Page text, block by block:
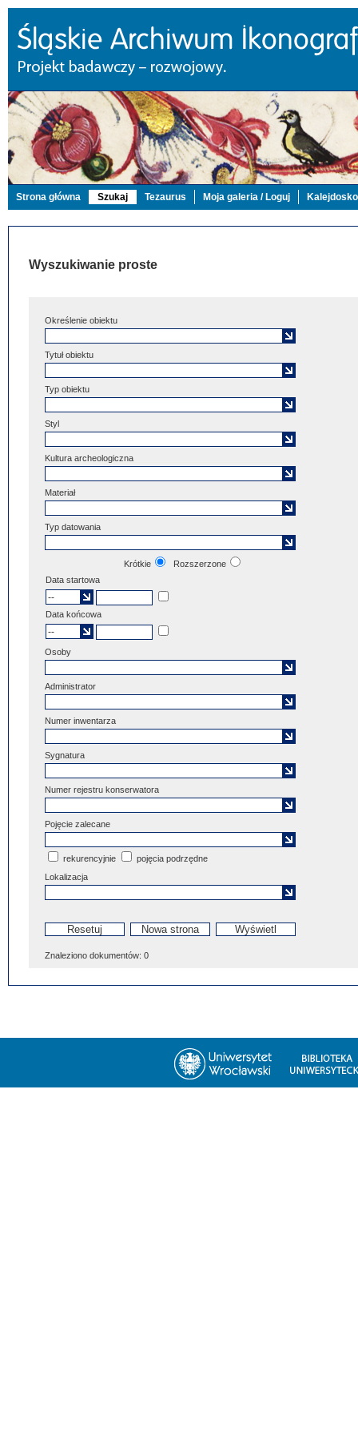
Strona główna Szukaj Tezaurus Moja galeria / Loguj
Wyszukiwanie proste
Określenie obiektu
Tytuł obiektu
Typ obiektu
Styl
Kultura archeologiczna
Materiał
Typ datowania
Krótkie
Rozszerzone
Data startowa
Data końcowa
Osoby
Administrator
Numer inwentarza
Sygnatura
Numer rejestru konserwatora
Pojęcie zalecane
rekurencyjnie
pojęcia podrzędne
Lokalizacja
Znaleziono dokumentów: 0